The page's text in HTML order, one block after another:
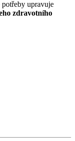
potřeby upravuje
zdravotního